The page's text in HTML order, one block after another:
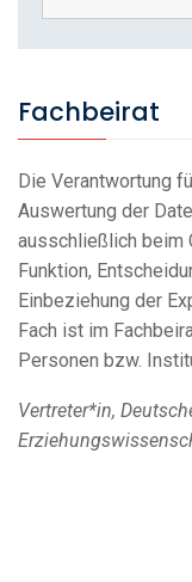
Fachbeirat
Die Verantwortung
Auswertung der
ausschließlich beim
Funktion,
Einbeziehung der
Fach ist im
Personen bzw.
Vertreter*in,